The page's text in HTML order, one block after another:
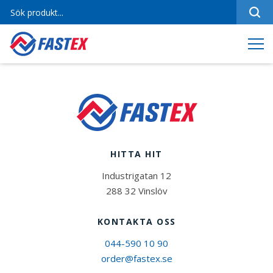
HITTA HIT
Industrigatan 12
288 32 Vinslöv
KONTAKTA OSS
044-590 10 90
order@fastex.se
Varumärken
Jobba hos oss
Kontakt